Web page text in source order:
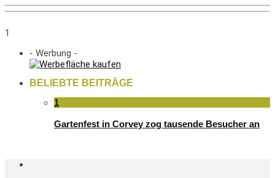
1
- Werbung -
BELIEBTE BEITRÄGE
1
Gartenfest in Corvey zog tausende Besucher an